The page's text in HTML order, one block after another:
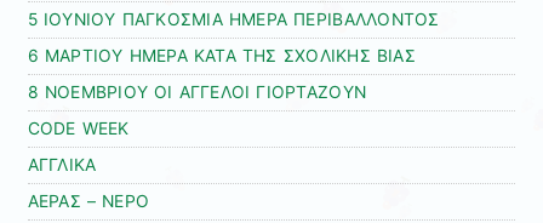
5 ΙΟΥΝΙΟΥ ΠΑΓΚΟΣΜΙΑ ΗΜΕΡΑ ΠΕΡΙΒΑΛΛΟΝΤΟΣ
6 ΜΑΡΤΙΟΥ ΗΜΕΡΑ ΚΑΤΑ ΤΗΣ ΣΧΟΛΙΚΗΣ ΒΙΑΣ
8 ΝΟΕΜΒΡΙΟΥ ΟΙ ΑΓΓΕΛΟΙ ΓΙΟΡΤΑΖΟΥΝ
CODE WEEK
ΑΓΓΛΙΚΑ
ΑΕΡΑΣ – ΝΕΡΟ